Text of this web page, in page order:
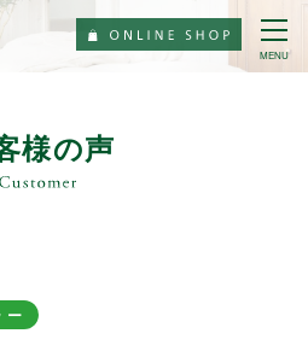
MENU
様の声
ー